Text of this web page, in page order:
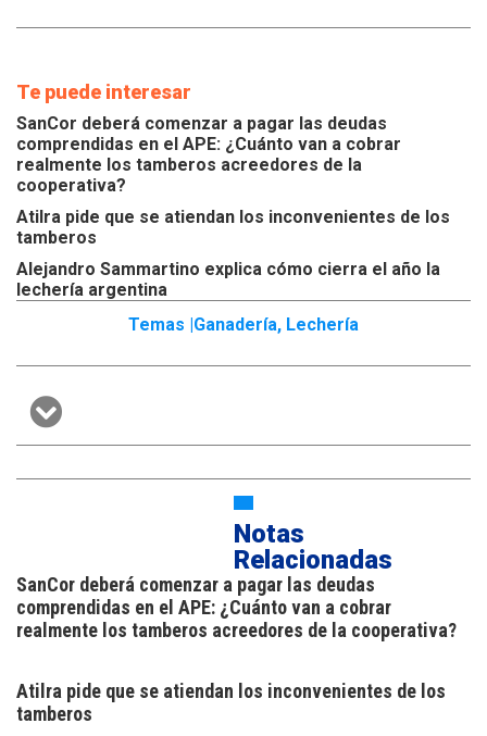
Te puede interesar
SanCor deberá comenzar a pagar las deudas
comprendidas en el APE: ¿Cuánto van a cobrar
realmente los tamberos acreedores de la
cooperativa?
Atilra pide que se atiendan los inconvenientes de los
tamberos
Alejandro Sammartino explica cómo cierra el año la
lechería argentina
Temas | Ganadería, Lechería
Notas
Relacionadas
SanCor deberá comenzar a pagar las deudas
comprendidas en el APE: ¿Cuánto van a cobrar
realmente los tamberos acreedores de la cooperativa?
Atilra pide que se atiendan los inconvenientes de los
tamberos